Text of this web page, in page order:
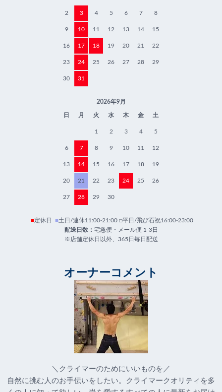
2 3 4 5 6 7 8
9 10 11 12 13 14 15
16 17 18 19 20 21 22
23 24 25 26 27 28 29
30 31
2026年9月
日 月 火 水 木 金 土
1 2 3 4 5
6 7 8 9 10 11 12
13 14 15 16 17 18 19
20 21 22 23 24 25 26
27 28 29 30
■定休日 ■土日/連休11:00-21:00 □平日/飛び石祝16:00-23:00
配送日数： 宅急便・メール便 1-3日
※店舗定休日以外、365日毎日配送
オーナーコメント
＼クライマーのためにいいものを／
自然に挑む人のお手伝いをしたい。クライマークオリティを多